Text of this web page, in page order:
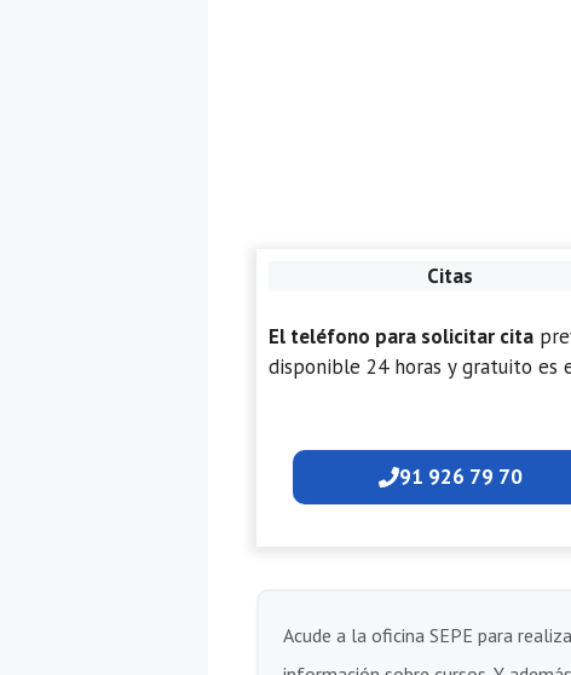
Citas
El teléfono para solicitar cita
disponible 24 horas y gratuito es
91 926 79 70
Acude a la oficina SEPE para